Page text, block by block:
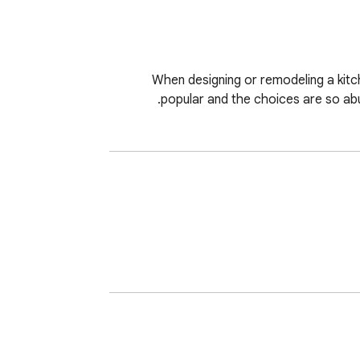
When designing or remodeling a
popular and the choices are so